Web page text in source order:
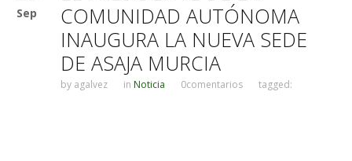
Sep
COMUNIDAD AUTÓNOMA
INAUGURA LA NUEVA SEDE
DE ASAJA MURCIA
by agalvez in Noticia 0comentarios tagged: